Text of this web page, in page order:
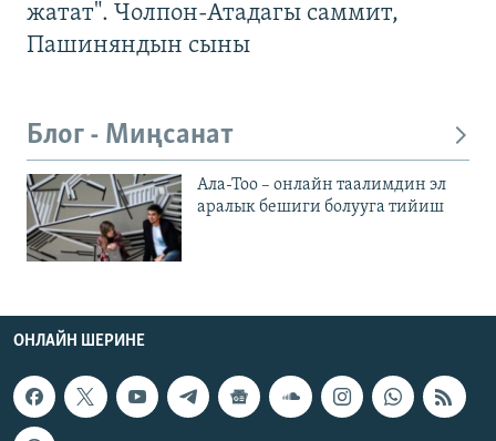
жатат". Чолпон-Атадагы саммит,
Пашиняндын сыны
Блог - Миңсанат
Ала-Тоо – онлайн таалимдин эл
аралык бешиги болууга тийиш
ОНЛАЙН ШЕРИНЕ